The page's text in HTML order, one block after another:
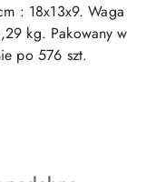
: 18x13x9. Waga
kg. Pakowany w
po 576 szt.